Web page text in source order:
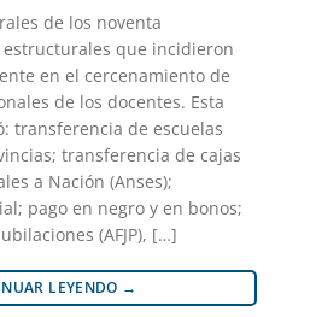
de los noventa
que incidieron
en el cercenamiento de
de los docentes. Esta
transferencia de escuelas
transferencia de cajas
a Nación (Anses);
pago en negro y en bonos;
(AFJP), […]
LEYENDO →